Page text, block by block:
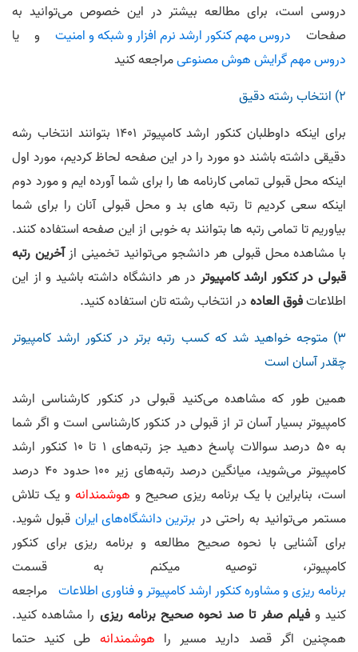
دروسی است، برای مطالعه بیشتر در این خصوص می‌توانید به
صفحات دروس مهم کنکور ارشد نرم افزار و شبکه و امنیت و یا
دروس مهم گرایش هوش مصنوعیمراجعه کنید
2) انتخاب رشته دقیق
برای اینکه داوطلبان کنکور ارشد کامپیوتر 1401 بتوانند انتخاب رشه
دقیقی داشته باشند دو مورد را در این صفحه لحاظ کردیم، مورد اول
اینکه محل قبولی تمامی کارنامه ها را برای شما آورده ایم و مورد دوم
اینکه سعی کردیم تا رتبه های بد و محل قبولی آنان را برای شما
بیاوریم تا تمامی رتبه ها بتوانند به خوبی از این صفحه استفاده کنند.
با مشاهده محل قبولی هر دانشجو می‌توانید تخمینی ازآخرین رتبه
قبولی در کنکور ارشد کامپیوتر در هر دانشگاه داشته باشید و از این
اطلاعاتفوق العادهدر انتخاب رشته تان استفاده کنید.
3) متوجه خواهید شد که کسب رتبه برتر در کنکور ارشد کامپیوتر
چقدر آسان است
همین طور که مشاهده می‌کنید قبولی در کنکور کارشناسی ارشد
کامپیوتر بسیار آسان تر از قبولی در کنکور کارشناسی است و اگر شما
به 50 درصد سوالات پاسخ دهید جز رتبه‌های 1 تا 10 کنکور ارشد
کامپیوتر می‌شوید، میانگین درصد رتبه‌های زیر 100 حدود 40 درصد
است، بنابراین با یک برنامه ریزی صحیح و هوشمندانه و یک تلاش
مستمر می‌توانید به راحتی در برترین دانشگاه‌های ایران قبول شوید.
برای آشنایی با نحوه صحیح مطالعه و برنامه ریزی برای کنکور
کامپیوتر، توصیه میکنم به قسمت
برنامه ریزی و مشاوره کنکور ارشد کامپیوتر و فناوری اطلاعات مراجعه
کنید وفیلم صفر تا صد نحوه صحیح برنامه‌ ریزی را مشاهده کنید.
همچنین اگر قصد دارید مسیر را هوشمندانه طی کنید حتما